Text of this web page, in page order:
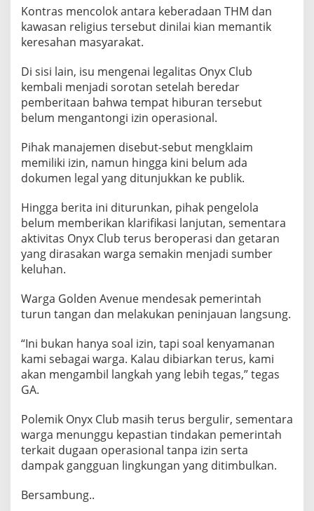
Kontras mencolok antara keberadaan THM dan
kawasan religius tersebut dinilai kian memantik
keresahan masyarakat.
Di sisi lain, isu mengenai legalitas Onyx Club
kembali menjadi sorotan setelah beredar
pemberitaan bahwa tempat hiburan tersebut
belum mengantongi izin operasional.
Pihak manajemen disebut-sebut mengklaim
memiliki izin, namun hingga kini belum ada
dokumen legal yang ditunjukkan ke publik.
Hingga berita ini diturunkan, pihak pengelola
belum memberikan klarifikasi lanjutan, sementara
aktivitas Onyx Club terus beroperasi dan getaran
yang dirasakan warga semakin menjadi sumber
keluhan.
Warga Golden Avenue mendesak pemerintah
turun tangan dan melakukan peninjauan langsung.
“Ini bukan hanya soal izin, tapi soal kenyamanan
kami sebagai warga. Kalau dibiarkan terus, kami
akan mengambil langkah yang lebih tegas,” tegas
GA.
Polemik Onyx Club masih terus bergulir, sementara
warga menunggu kepastian tindakan pemerintah
terkait dugaan operasional tanpa izin serta
dampak gangguan lingkungan yang ditimbulkan.
Bersambung..